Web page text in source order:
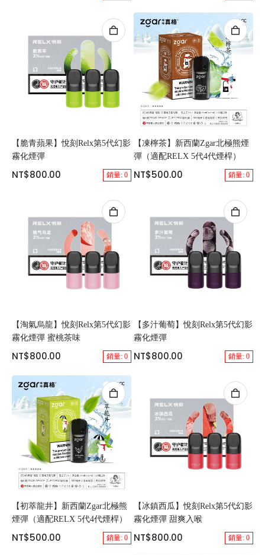
【脆青蘋果】悅刻Relx第5代幻影
霧化煙彈
NT$800.00 銷量: 0
【凍檸茶】新西蘭Zgar北極熊煙
彈（適配RELX 5代4代煙桿）
NT$500.00 銷量: 0
【淘氣烏龍】悅刻Relx第5代幻影
霧化煙彈 蜜桃茶味
NT$800.00 銷量: 0
【多汁葡萄】悅刻Relx第5代幻影
霧化煙彈
NT$800.00 銷量: 0
【初萃龍井】新西蘭Zgar北極熊
煙彈（適配RELX 5代4代煙桿）
NT$500.00 銷量: 0
【冰鎮西瓜】悅刻Relx第5代幻影
霧化煙彈 甜爽入喉
NT$800.00 銷量: 0